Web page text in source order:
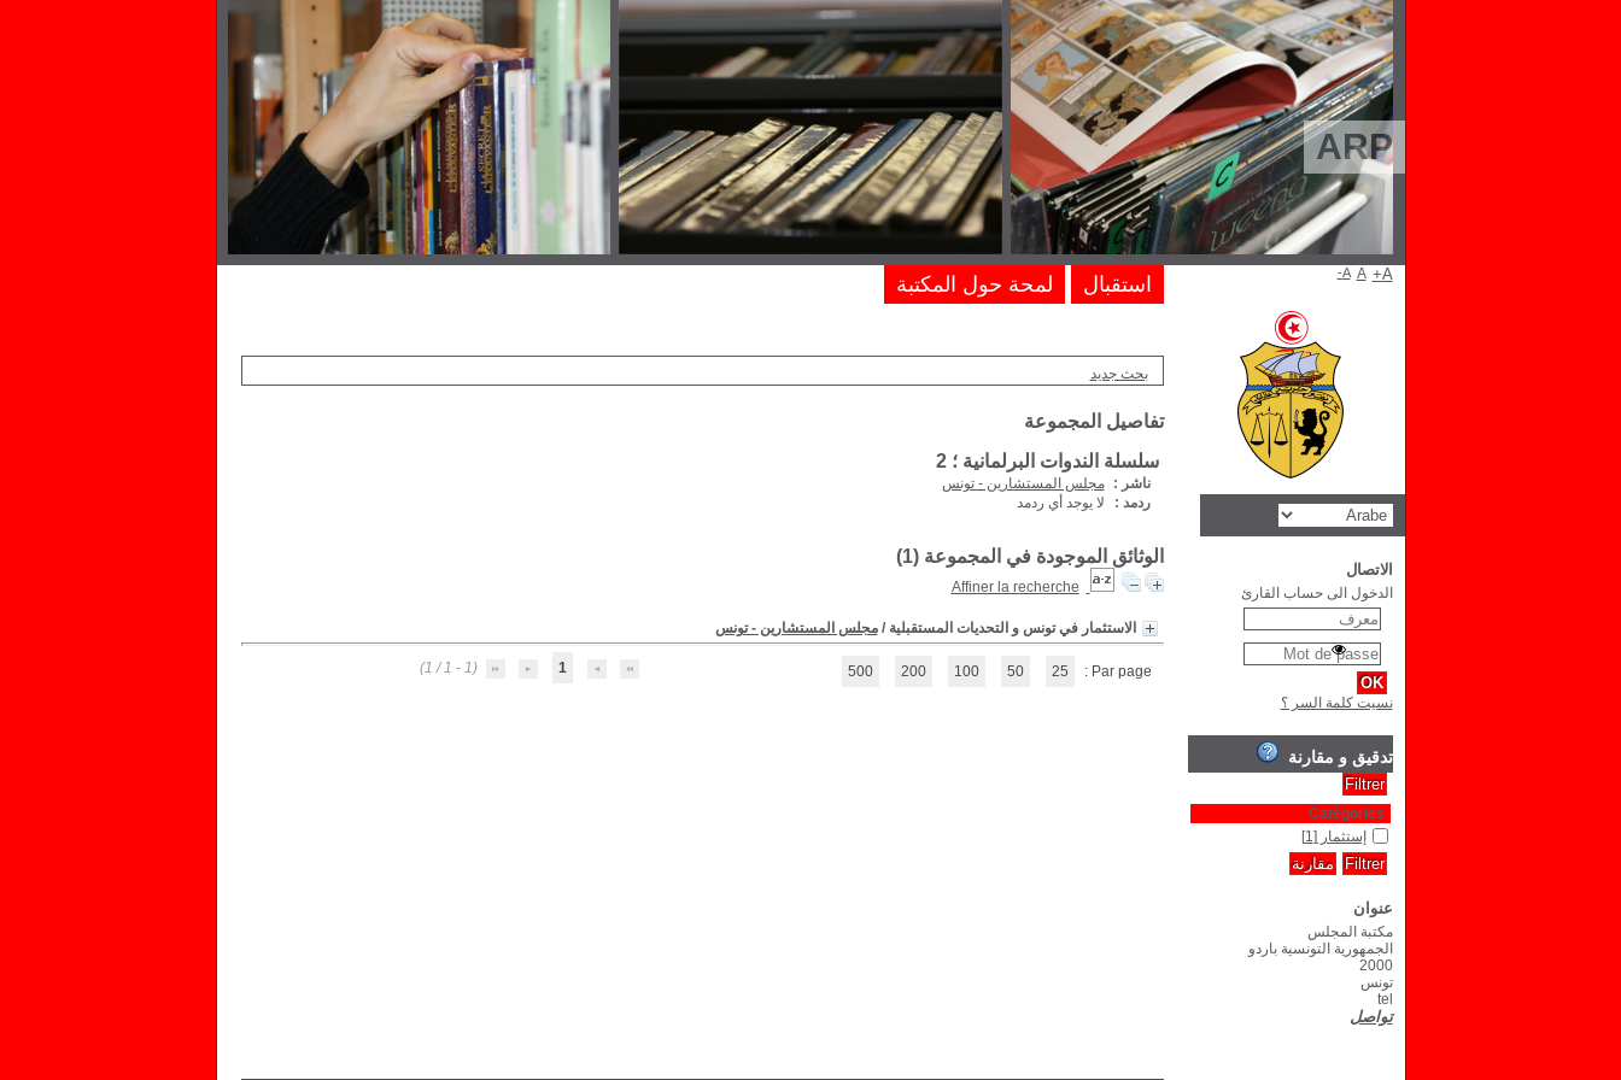
ARP
بحث جديد
تفاصيل المجموعة
سلسلة الندوات البرلمانية ؛ 2
ناشر :
مجلس المستشارين - تونس
ردمد :
لا يوجد أي ردمد
الوثائق الموجودة في المجموعة (1
)
Affiner la recherche
الاستثمار في تونس و التحديات المستقبلية /مجلس المستشارين - تونس
1
(1 - 1 / 1) Par page :
25
50
100
200
500
استقبال لمحة حول المكتبة A- A A+
الاتصال
الدخول الى حساب القارئ
نسيت كلمة السر ؟
تدقيق و مقارنة
Catégories
إستثمار [1]
عنوان
مكتبة المجلس
الجمهورية التونسية باردو
2000
تونس
tel
تواصل